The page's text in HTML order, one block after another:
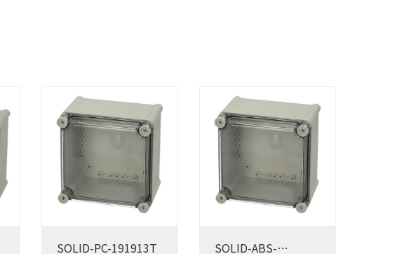
SOLID-PC-191913T SOLID-ABS-